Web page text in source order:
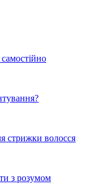
стрижки волосся
з розумом